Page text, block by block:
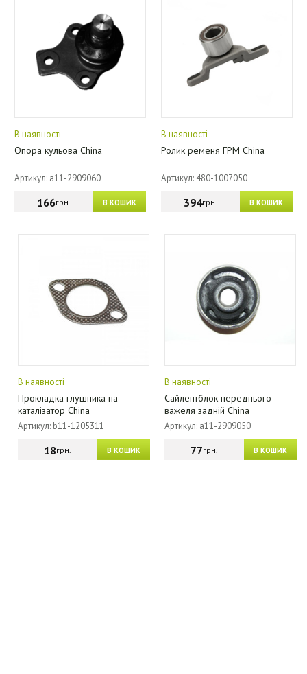
В наявності
Опора кульова China
Артикул: a11-2909060
В КОШИК
166грн.
В наявності
Ролик ременя ГРМ China
Артикул: 480-1007050
В КОШИК
394грн.
В наявності
Прокладка глушника на
каталізатор China
Артикул: b11-1205311
В КОШИК
18грн.
В наявності
Сайлентблок переднього
важеля задній China
Артикул: a11-2909050
В КОШИК
77грн.